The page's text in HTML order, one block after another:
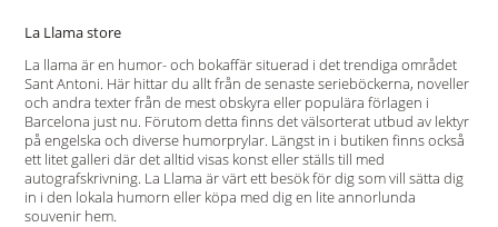
La Llama store
La llama är en humor- och bokaffär situerad i det trendiga området
Sant Antoni. Här hittar du allt från de senaste serieböckerna, noveller
och andra texter från de mest obskyra eller populära förlagen i
Barcelona just nu. Förutom detta finns det välsorterat utbud av lektyr
på engelska och diverse humorprylar. Längst in i butiken finns också
ett litet galleri där det alltid visas konst eller ställs till med
autografskrivning. La Llama är värt ett besök för dig som vill sätta dig
in i den lokala humorn eller köpa med dig en lite annorlunda
souvenir hem.